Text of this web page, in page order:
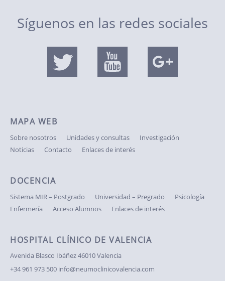
Síguenos en las redes sociales
HOSPITAL CLÍNICO DE VALENCIA
Avenida Blasco Ibáñez46010 Valencia
+34 961 973 500 info@neumoclinicovalencia.com
MAPA WEB
Sobre nosotros Unidades y consultas
Investigación
Noticias
Contacto Enlaces de interés
DOCENCIA
Sistema MIR – Postgrado Universidad – Pregrado
Psicología
Enfermería
Acceso Alumnos Enlaces de interés